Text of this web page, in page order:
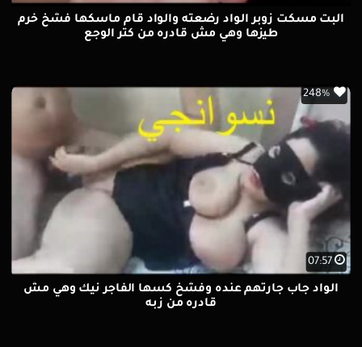
البت مسكت زوبر الواد رضعته والواد قام ماسكها فشخ خرم
طيزها وهي مش قادره من كتر الوجع
07:57
248%
الواد جاب جارتهم عنده وفشخ كسها الفاجر نيك وهي مش
قادره من زبه